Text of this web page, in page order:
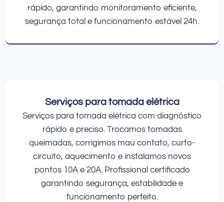
rápido, garantindo monitoramento eficiente,
segurança total e funcionamento estável 24h.
Serviços para tomada elétrica
Serviços para tomada elétrica com diagnóstico
rápido e preciso. Trocamos tomadas
queimadas, corrigimos mau contato, curto-
circuito, aquecimento e instalamos novos
pontos 10A e 20A. Profissional certificado
garantindo segurança, estabilidade e
funcionamento perfeito.